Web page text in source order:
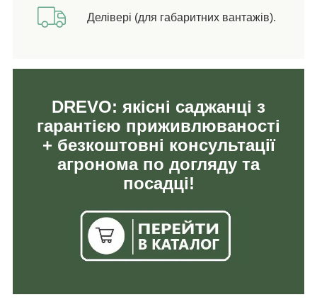
Делівері (для габаритних вантажів).
DREVO: якісні саджанці з
гарантією приживлюваності
+ безкоштовні консультації
агронома по догляду та
посадці!